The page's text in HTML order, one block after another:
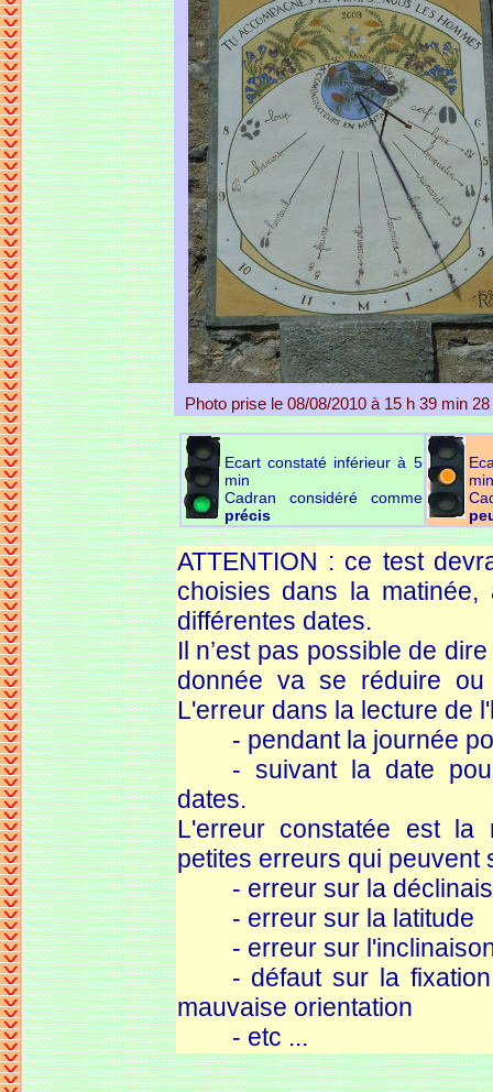
Photo prise le 08/08/2010 à 15 h 39 min
Ecart constaté inférieur à 5
min
Cadran considéré comme
précis
min
ATTENTION : ce test
choisies dans la
différentes dates.
Il n’est pas possible de
donnée va se réduire ou
L'erreur dans la lecture de
- pendant la journée
- suivant la date
dates.
L'erreur constatée est la
petites erreurs qui peuvent
- erreursur la
- erreursur la latitude
- erreursur
- défautsur la fixation
mauvaise orientation
- etc ...